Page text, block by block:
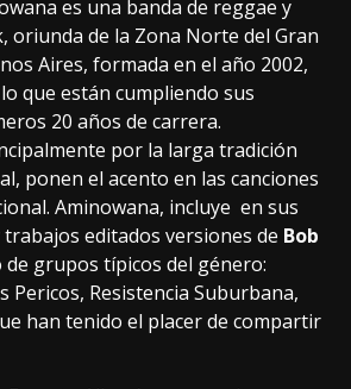
es una banda de reggae y
oriunda de la Zona Norte del Gran
Aires, formada en el año 2002,
que están cumpliendo sus
20 años de carrera.
por la larga tradición
ponen el acento en las canciones
Aminowana, incluye en sus
editados versiones de Bob
de grupos típicos del género:
Pericos, Resistencia Suburbana,
han tenido el placer de compartir